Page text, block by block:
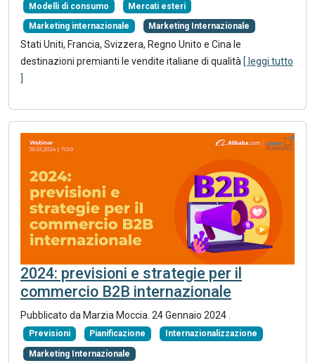
Modelli di consumo Mercati esteri
Marketing internazionale Marketing Internazionale
Stati Uniti, Francia, Svizzera, Regno Unito e Cina le
destinazioni premianti le vendite italiane di qualità [ leggi tutto
]
2024: previsioni e strategie per il
commercio B2B internazionale
Pubblicato da Marzia Moccia. 24 Gennaio 2024
Previsioni Pianificazione Internazionalizzazione
Marketing Internazionale